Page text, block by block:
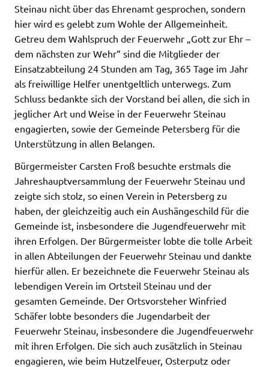
Steinau nicht über das Ehrenamt gesprochen, sondern
hier wird es gelebt zum Wohle der Allgemeinheit.
Getreu dem Wahlspruch der Feuerwehr „Gott zur Ehr –
dem nächsten zur Wehr“ sind die Mitglieder der
Einsatzabteilung 24 Stunden am Tag, 365 Tage im Jahr
als freiwillige Helfer unentgeltlich unterwegs. Zum
Schluss bedankte sich der Vorstand bei allen, die sich in
jeglicher Art und Weise in der Feuerwehr Steinau
engagierten, sowie der Gemeinde Petersberg für die
Unterstützung in allen Belangen.
Bürgermeister Carsten Froß besuchte erstmals die
Jahreshauptversammlung der Feuerwehr Steinau und
zeigte sich stolz, so einen Verein in Petersberg zu
haben, der gleichzeitig auch ein Aushängeschild für die
Gemeinde ist, insbesondere die Jugendfeuerwehr mit
ihren Erfolgen. Der Bürgermeister lobte die tolle Arbeit
in allen Abteilungen der Feuerwehr Steinau und dankte
hierfür allen. Er bezeichnete die Feuerwehr Steinau als
lebendigen Verein im Ortsteil Steinau und der
gesamten Gemeinde. Der Ortsvorsteher Winfried
Schäfer lobte besonders die Jugendarbeit der
Feuerwehr Steinau, insbesondere die Jugendfeuerwehr
mit ihren Erfolgen. Die sich auch zusätzlich in Steinau
engagieren, wie beim Hutzelfeuer, Osterputz oder